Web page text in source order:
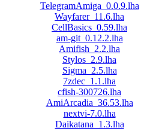
TelegramAmiga_0.0.9.lha
Wayfarer_11.6.lha
CellBasics_0.59.lha
am-git_0.12.2.lha
Amifish_2.2.lha
Stylos_2.9.lha
Sigma_2.5.lha
7zdec_1.1.lha
cfish-300726.lha
AmiArcadia_36.53.lha
nextvi-7.0.lha
Daikatana_1.3.lha